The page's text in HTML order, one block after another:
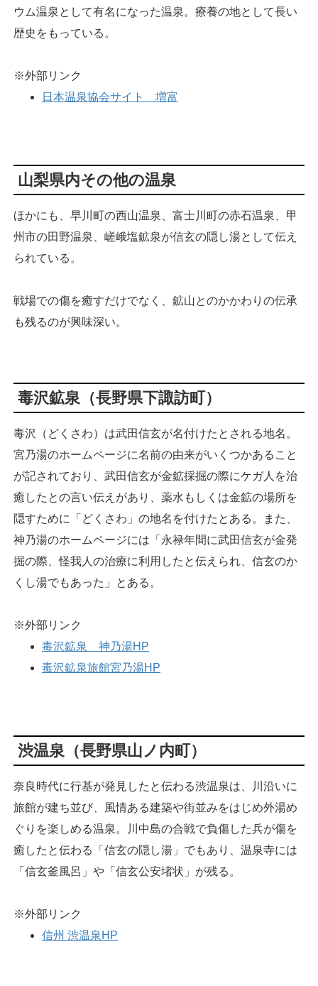
ウム温泉として有名になった温泉。療養の地として長い
歴史をもっている。
※外部リンク
日本温泉協会サイト 増富
山梨県内その他の温泉
ほかにも、早川町の西山温泉、富士川町の赤石温泉、甲
州市の田野温泉、嵯峨塩鉱泉が信玄の隠し湯として伝え
られている。
戦場での傷を癒すだけでなく、鉱山とのかかわりの伝承
も残るのが興味深い。
毒沢鉱泉（長野県下諏訪町）
毒沢（どくさわ）は武田信玄が名付けたとされる地名。
宮乃湯のホームページに名前の由来がいくつかあること
が記されており、武田信玄が金鉱採掘の際にケガ人を治
癒したとの言い伝えがあり、薬水もしくは金鉱の場所を
隠すために「どくさわ」の地名を付けたとある。また、
神乃湯のホームページには「永禄年間に武田信玄が金発
掘の際、怪我人の治療に利用したと伝えられ、信玄のか
くし湯でもあった」とある。
※外部リンク
毒沢鉱泉 神乃湯HP
毒沢鉱泉旅館宮乃湯HP
渋温泉（長野県山ノ内町）
奈良時代に行基が発見したと伝わる渋温泉は、川沿いに
旅館が建ち並び、風情ある建築や街並みをはじめ外湯め
ぐりを楽しめる温泉。川中島の合戦で負傷した兵が傷を
癒したと伝わる「信玄の隠し湯」でもあり、温泉寺には
「信玄釜風呂」や「信玄公安堵状」が残る。
※外部リンク
信州 渋温泉HP